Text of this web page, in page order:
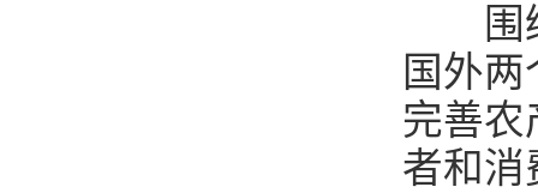
围绕
国外
完善农
者和消